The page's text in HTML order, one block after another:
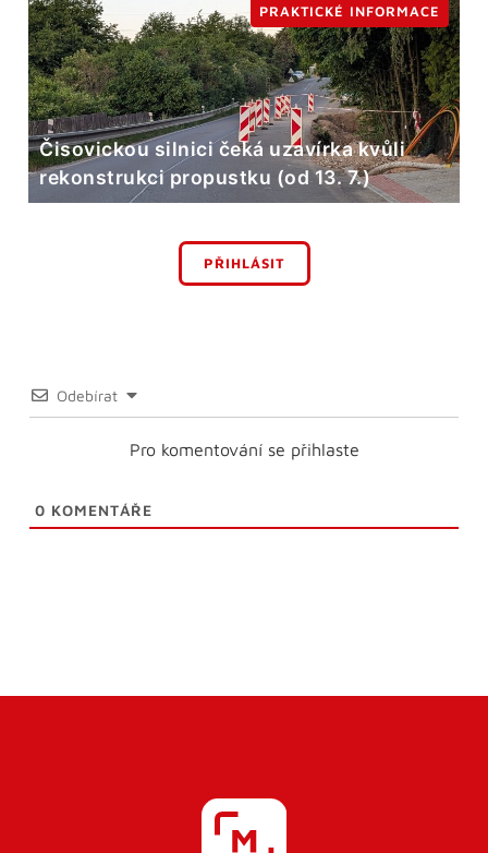
Čisovickou silnici čeká uzavírka kvůli
rekonstrukci propustku (od 13. 7.)
PRAKTICKÉ INFORMACE
PŘIHLÁSIT
Odebírat
Pro komentování se přihlaste
0 KOMENTÁŘE